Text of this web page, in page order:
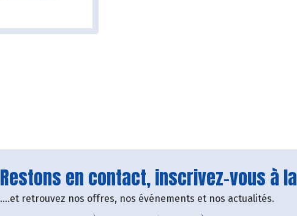
Restons en contact, inscrivez-vous à
....et retrouvez nos offres, nos événements et nos actualités.